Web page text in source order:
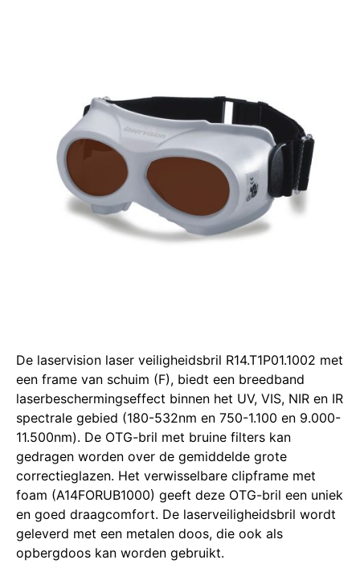
De laservision laser veiligheidsbril R14.T1P01.1002 met
een frame van schuim (F), biedt een breedband
laserbeschermingseffect binnen het UV, VIS, NIR en IR
spectrale gebied (180-532nm en 750-1.100 en 9.000-
11.500nm). De OTG-bril met bruine filters kan
gedragen worden over de gemiddelde grote
correctieglazen. Het verwisselbare clipframe met
foam (A14FORUB1000) geeft deze OTG-bril een uniek
en goed draagcomfort. De laserveiligheidsbril wordt
geleverd met een metalen doos, die ook als
opbergdoos kan worden gebruikt.